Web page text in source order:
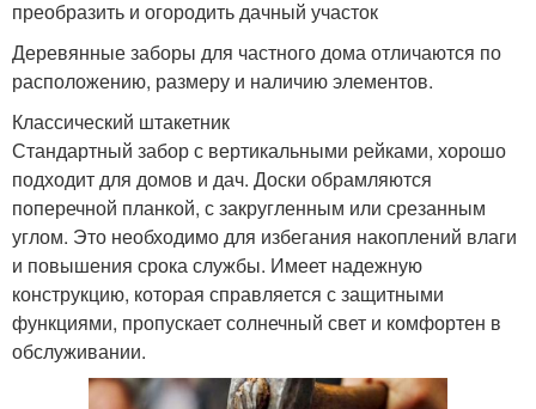
преобразить и огородить дачный участок
Деревянные заборы для частного дома отличаются по
расположению, размеру и наличию элементов.
Классический штакетник
Стандартный забор с вертикальными рейками, хорошо
подходит для домов и дач. Доски обрамляются
поперечной планкой, с закругленным или срезанным
углом. Это необходимо для избегания накоплений влаги
и повышения срока службы. Имеет надежную
конструкцию, которая справляется с защитными
функциями, пропускает солнечный свет и комфортен в
обслуживании.